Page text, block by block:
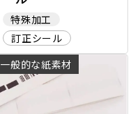
特殊加工
訂正シール
一般的な紙素材